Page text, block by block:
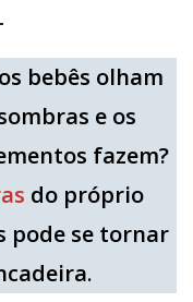
bebês olham
e os
fazem?
do próprio
pode se tornar
.